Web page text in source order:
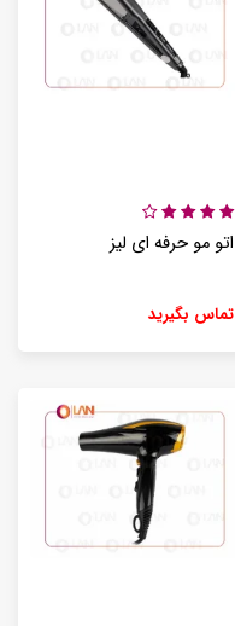
اتو مو حرفه ای لیز
تماس بگیرید